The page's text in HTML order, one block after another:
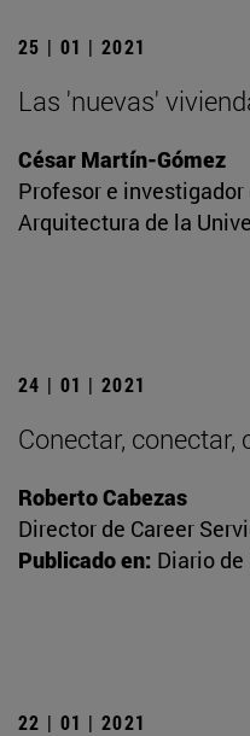
25 | 01 | 2021
Las 'nuevas'
César Martín-Gómez
Profesor e
Arquitectura de la
24 | 01 | 2021
Conectar, conectar,
Roberto Cabezas
Director de Career
Publicado en: Diario de
22 | 01 | 2021